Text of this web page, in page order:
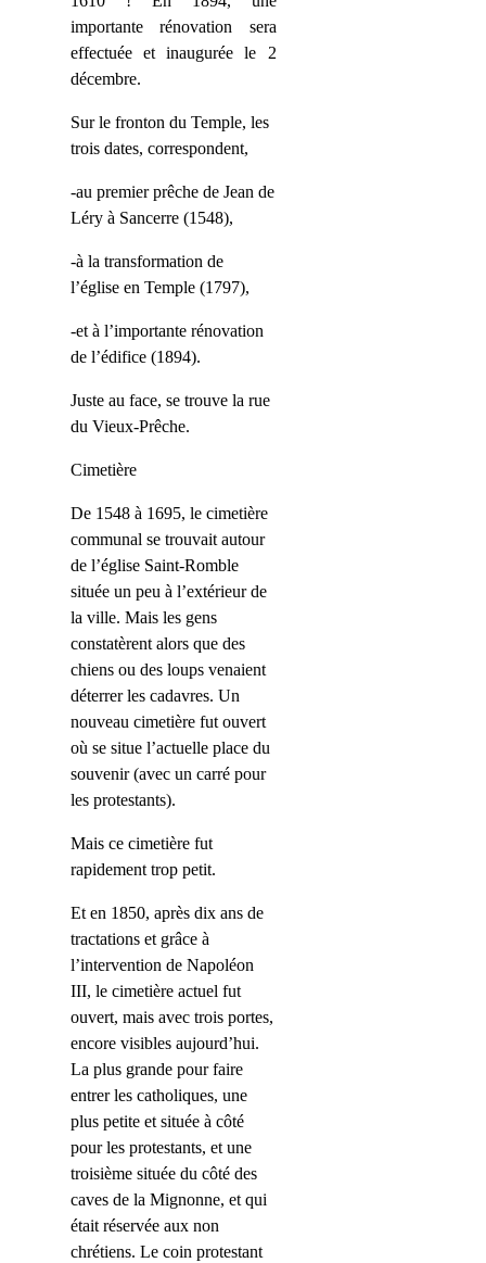
importante rénovation sera
effectuée et inaugurée le 2
décembre.
Sur le fronton du Temple, les
trois dates, correspondent,
-au premier prêche de Jean de
Léry à Sancerre (1548),
-à la transformation de
l’église en Temple (1797),
-et à l’importante rénovation
de l’édifice (1894).
Juste au face, se trouve la rue
du Vieux-Prêche.
Cimetière
De 1548 à 1695, le cimetière
communal se trouvait autour
de l’église Saint-Romble
située un peu à l’extérieur de
la ville. Mais les gens
constatèrent alors que des
chiens ou des loups venaient
déterrer les cadavres. Un
nouveau cimetière fut ouvert
où se situe l’actuelle place du
souvenir (avec un carré pour
les protestants).
Mais ce cimetière fut
rapidement trop petit.
Et en 1850, après dix ans de
tractations et grâce à
l’intervention de Napoléon
III, le cimetière actuel fut
ouvert, mais avec trois portes,
encore visibles aujourd’hui.
La plus grande pour faire
entrer les catholiques, une
plus petite et située à côté
pour les protestants, et une
troisième située du côté des
caves de la Mignonne, et qui
était réservée aux non
chrétiens. Le coin protestant